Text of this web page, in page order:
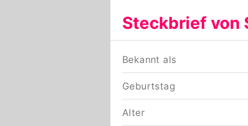
Steckbrief von
Bekannt als
Geburtstag
Alter